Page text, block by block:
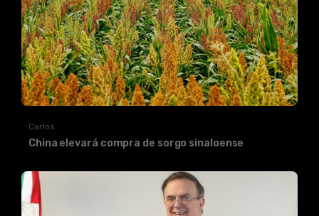
Carlos
China elevará compra de sorgo sinaloense